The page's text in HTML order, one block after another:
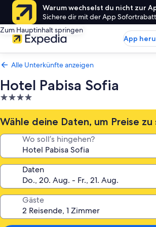
Warum wechselst du nicht zur
Sichere dir mit der App
Zum Hauptinhalt springen
App
Alle Unterkünfte anzeigen
Hotel Pabisa Sofia
4.0-
Sterne-
Unterkunft
Wähle deine Daten, um Preise zu
Wo soll’s hingehen?
Daten
Gäste